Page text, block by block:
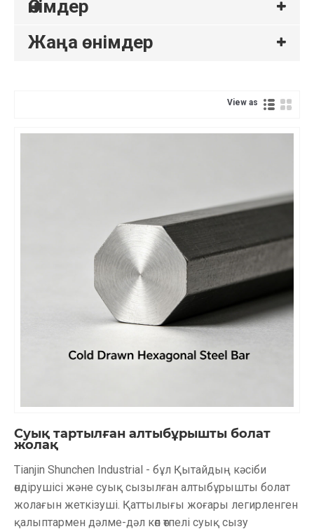
Өнімдер
Жаңа өнімдер
View as
Суық тартылған алтыбұрышты болат
жолақ
Tianjin Shunchen Industrial - бұл Қытайдың кәсіби
өндірушісі және суық сызылған алтыбұрышты болат
жолағын жеткізуші. Қаттылығы жоғары легирленген
қалыптармен дәлме-дәл көп өтпелі суық сызу